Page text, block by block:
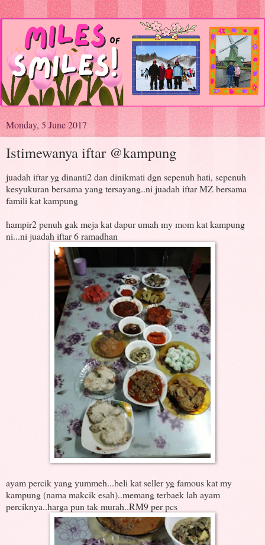
Monday, 5 June 2017
Istimewanya iftar @kampung
juadah iftar yg dinanti2 dan dinikmati dgn sepenuh hati, sepenuh
kesyukuran bersama yang tersayang..ni juadah iftar MZ bersama
famili kat kampung
hampir2 penuh gak meja kat dapur umah my mom kat kampung
ni...ni juadah iftar 6 ramadhan
ayam percik yang yummeh...beli kat seller yg famous kat my
kampung (nama makcik esah)..memang terbaek lah ayam
perciknya..harga pun tak murah..RM9 per pcs